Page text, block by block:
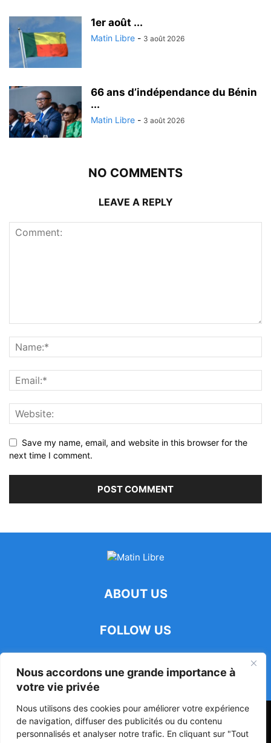
Nous accordons une grande importance à
votre vie privée
Nous utilisons des cookies pour améliorer votre expérience
de navigation, diffuser des publicités ou du contenu
personnalisés et analyser notre trafic. En cliquant sur "Tout
1er août ...
Matin Libre - 3 août 2026
66 ans d’indépendance du Bénin
...
Matin Libre - 3 août 2026
NO COMMENTS
LEAVE A REPLY
Save my name, email, and website in this browser for the
next time I comment.
ABOUT US
FOLLOW US
47ᵉ Assemblée Mondiale sur la Protection de la Vie Privée: Me
Luciano Hounkponou représente le Bénin à Séoul